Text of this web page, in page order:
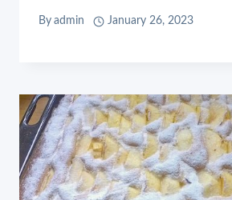
By admin January 26, 2023